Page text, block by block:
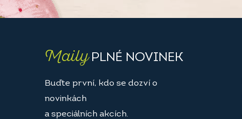
MailyPLNÉ NOVINEK
Buďte první, kdo se dozví o
novinkách
a speciálních akcích.